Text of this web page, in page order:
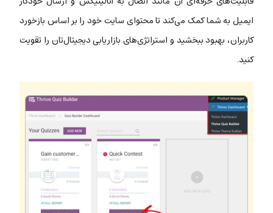
ایمیل به شما کمک می‌کند تا محتوای سایت خود را بر اساس بازخورد
کاربران، بهبود ببخشید و استراتژی‌های بازاریابی دیجیتال‌تان را تقویت
کنید.